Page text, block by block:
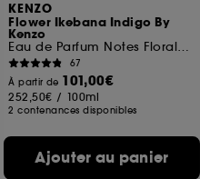
KENZO
Flower Ikebana Indigo By
Kenzo
Eau de Parfum Notes Florales Ambrées
67
À partir de 101,00€
252,50€ / 100ml
2 contenances disponibles
Ajouter au panier